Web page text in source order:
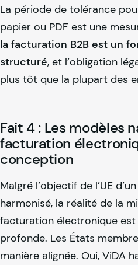
La période de tolérance
papier ou PDF est une
la facturation B2B est un
structuré, et l’obligation
plus tôt que la plupart des
Fait 4 : Les modèles
facturation
conception
Malgré l’objectif de l’UE
harmonisé, la réalité de la
facturation électronique est
profonde. Les États
manière alignée. Oui, ViDA